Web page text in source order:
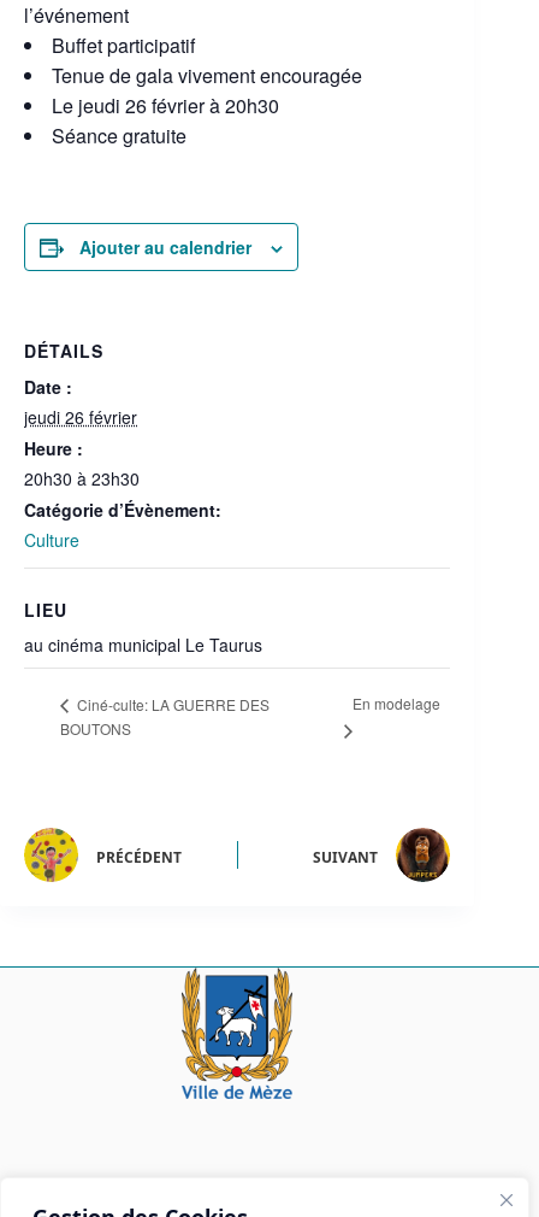
l’événement
Buffet participatif
Tenue de gala vivement encouragée
Le jeudi 26 février à 20h30
Séance gratuite
Ajouter au calendrier
DÉTAILS
Date :
jeudi 26 février
Heure :
20h30 à 23h30
Catégorie d’Évènement:
Culture
LIEU
au cinéma municipal Le Taurus
Ciné-culte: LA GUERRE DES
BOUTONS
En modelage
PRÉCÉDENT SUIVANT
Mairie de Mèze